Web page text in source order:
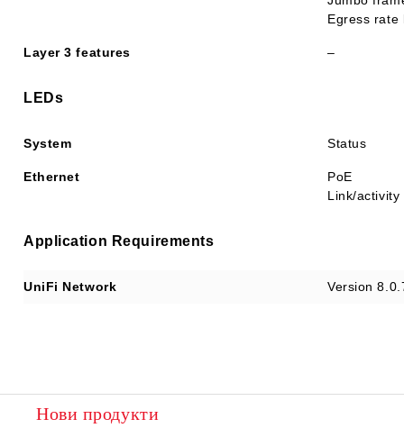
Egress rate
Layer 3 features –
LEDs
System Status
Ethernet
PoE
Link/activity
Application Requirements
UniFi Network Version
Нови продукти